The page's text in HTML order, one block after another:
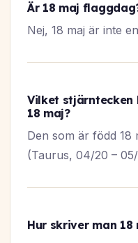
Är 18 maj
Nej, 18 maj är inte
Vilket stjärntecken
18 maj?
Den som är född 18
(Taurus, 04/20 –
Hur skriver man